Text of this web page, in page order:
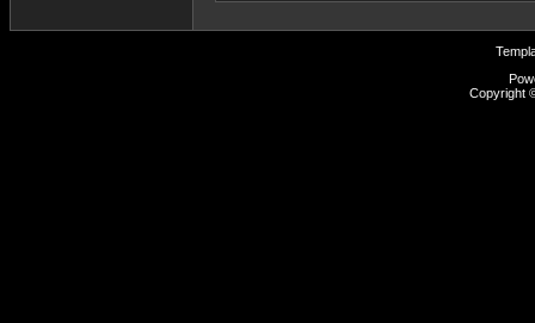
Copyright